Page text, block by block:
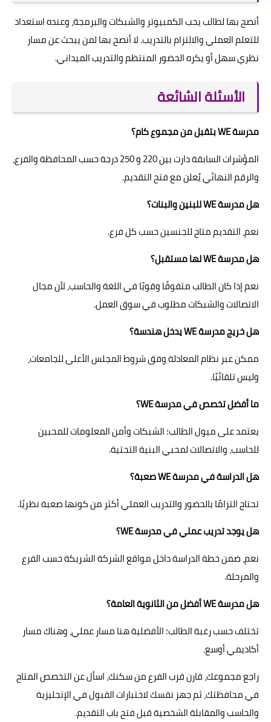
أنصح بها لطالب يحب الكمبيوتر والشبكات والبرمجة، وعنده استعداد
للتعلم العملي والالتزام بالتدريب. لا أنصح بها لمن يبحث عن مسار
نظري سهل أو يكره الحضور المنتظم والتدريب الميداني.
الأسئلة الشائعة
مدرسة WE بتقبل من مجموع كام؟
المؤشرات السابقة دارت بين 220 و 250 درجة حسب المحافظة والفرع،
والرقم النهائي يُعلن مع فتح التقديم.
هل مدرسة WE للبنين والبنات؟
نعم، التقديم متاح للجنسين حسب كل فرع.
هل مدرسة WE لها مستقبل؟
نعم إذا كان الطالب متفوقًا وقويًا في اللغة والحاسب، لأن مجال
الاتصالات والشبكات مطلوب في سوق العمل.
هل خريج مدرسة WE يدخل هندسة؟
ممكن عبر نظام المعادلة وفق شروط المجلس الأعلى للجامعات،
وليس تلقائيًا.
ما أفضل تخصص في مدرسة WE؟
يعتمد على ميول الطالب؛ الشبكات وأمن المعلومات للمحبين
للحاسب، والاتصالات لمحبي البنية التحتية.
هل الدراسة في مدرسة WE صعبة؟
تحتاج التزامًا بالحضور والتدريب العملي أكثر من كونها صعبة نظريًا.
هل يوجد تدريب عملي في مدرسة WE؟
نعم، ضمن خطة الدراسة داخل مواقع الشركة الشريكة حسب الفرع
والمرحلة.
هل مدرسة WE أفضل من الثانوية العامة؟
تختلف حسب رغبة الطالب؛ الأفضلية هنا مسار عملي، وهناك مسار
أكاديمي أوسع.
راجع مجموعك، قارن قرب الفرع من سكنك، اسأل عن التخصص المتاح
في محافظتك، ثم جهز نفسك لاختبارات القبول في الإنجليزية
والحاسب والمقابلة الشخصية قبل فتح باب التقديم.